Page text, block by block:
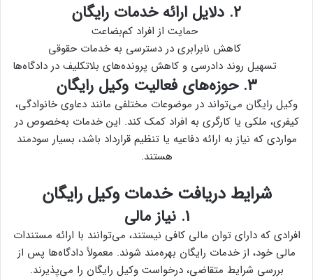
۲. دلایل ارائه خدمات رایگان
حمایت از افراد کم‌بضاعت
کاهش نابرابری در دسترسی به خدمات حقوقی
تسهیل روند دادرسی و کاهش پرونده‌های بلاتکلیف در دادگاه‌ها
۳. حوزه‌های فعالیت وکیل رایگان
وکیل رایگان می‌تواند در موضوعات مختلفی مانند دعاوی خانوادگی،
کیفری، ملکی یا کارگری به افراد کمک کند. این خدمات به‌خصوص در
مواردی که نیاز به ارائه دفاعیه یا تنظیم قرارداد باشد، بسیار سودمند
هستند.
شرایط دریافت خدمات وکیل رایگان
۱. نیاز مالی
افرادی که دارای توان مالی کافی نیستند، می‌توانند با ارائه مستندات
مالی خود، از خدمات رایگان بهره‌مند شوند. معمولاً دادگاه‌ها پس از
بررسی شرایط متقاضی، درخواست وکیل رایگان را می‌پذیرند.